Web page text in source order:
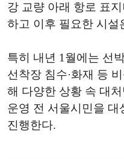
강 교량 아래 항로 표
하고 이후 필요한 시설
특히 내년 1월에는 선
선착장 침수·화재 등
해 다양한 상황 속 대
운영 전 서울시민을 대
진행한다.